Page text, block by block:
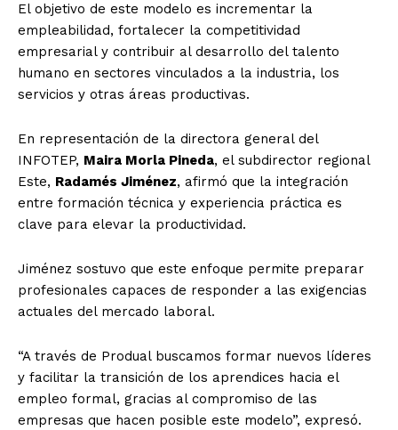
El objetivo de este modelo es incrementar la
empleabilidad, fortalecer la competitividad
empresarial y contribuir al desarrollo del talento
humano en sectores vinculados a la industria, los
servicios y otras áreas productivas.
En representación de la directora general del
INFOTEP, Maira Morla Pineda, el subdirector regional
Este, Radamés Jiménez, afirmó que la integración
entre formación técnica y experiencia práctica es
clave para elevar la productividad.
Jiménez sostuvo que este enfoque permite preparar
profesionales capaces de responder a las exigencias
actuales del mercado laboral.
“A través de Produal buscamos formar nuevos líderes
y facilitar la transición de los aprendices hacia el
empleo formal, gracias al compromiso de las
empresas que hacen posible este modelo”, expresó.